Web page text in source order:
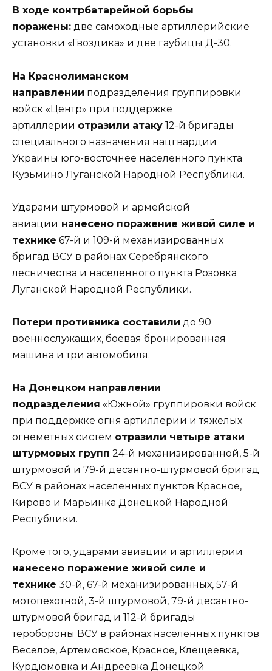
В ходе контрбатарейной борьбы
поражены: две самоходные артиллерийские
установки «Гвоздика» и две гаубицы Д-30.
На Краснолиманском
направлении подразделения группировки
войск «Центр» при поддержке
артиллерии отразили атаку 12-й бригады
специального назначения нацгвардии
Украины юго-восточнее населенного пункта
Кузьмино Луганской Народной Республики.
Ударами штурмовой и армейской
авиации нанесено поражение живой силе и
технике 67-й и 109-й механизированных
бригад ВСУ в районах Серебрянского
лесничества и населенного пункта Розовка
Луганской Народной Республики.
Потери противника составили до 90
военнослужащих, боевая бронированная
машина и три автомобиля.
На Донецком направлении
подразделения «Южной» группировки войск
при поддержке огня артиллерии и тяжелых
огнеметных систем отразили четыре атаки
штурмовых групп 24-й механизированной, 5-й
штурмовой и 79-й десантно-штурмовой бригад
ВСУ в районах населенных пунктов Красное,
Кирово и Марьинка Донецкой Народной
Республики.
Кроме того, ударами авиации и артиллерии
нанесено поражение живой силе и
технике 30-й, 67-й механизированных, 57-й
мотопехотной, 3-й штурмовой, 79-й десантно-
штурмовой бригад и 112-й бригады
теробороны ВСУ в районах населенных пунктов
Веселое, Артемовское, Красное, Клещеевка,
Курдюмовка и Андреевка Донецкой